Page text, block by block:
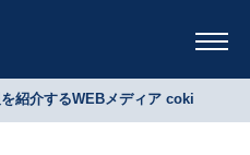
紹介するWEBメディア coki